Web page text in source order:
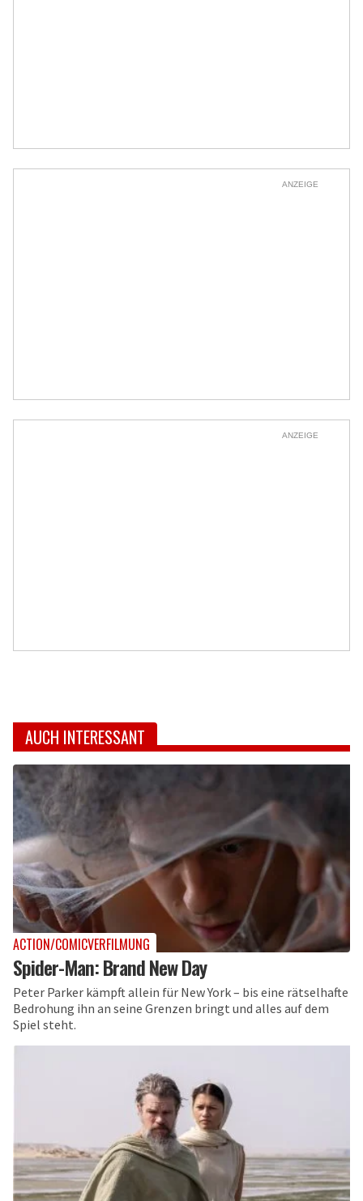
ANZEIGE
ANZEIGE
AUCH INTERESSANT
ACTION/COMICVERFILMUNG
Spider-Man: Brand New Day
Peter Parker kämpft allein für New York – bis eine rätselhafte
Bedrohung ihn an seine Grenzen bringt und alles auf dem
Spiel steht.